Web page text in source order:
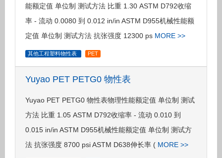
能额定值 单位制 测试方法 比重 1.30 ASTM D792收缩
率 - 流动 0.0080 到 0.012 in/in ASTM D955机械性能额
定值 单位制 测试方法 抗张强度 12300 ps MORE >>
其他工程塑料物性表 PET
Yuyao PET PETG0 物性表
Yuyao PET PETG0 物性表物理性能额定值 单位制 测试
方法 比重 1.05 ASTM D792收缩率 - 流动 0.010 到
0.015 in/in ASTM D955机械性能额定值 单位制 测试方
法 抗张强度 8700 psi ASTM D638伸长率 ( MORE >>